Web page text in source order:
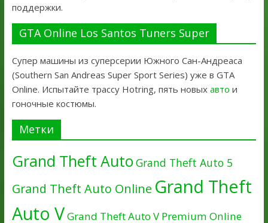
поддержки.
GTA Online Los Santos Tuners Super
Супер машины из суперсерии Южного Сан-Андреаса
(Southern San Andreas Super Sport Series) уже в GTA
Online. Испытайте трассу Hotring, пять новых авто и
гоночные костюмы.
Метки
Grand Theft Auto Grand Theft Auto 5
Grand Theft Auto Online Grand Theft
Auto VGrand Theft Auto V Premium Online